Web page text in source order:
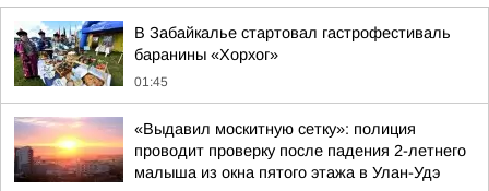
В Забайкалье стартовал гастрофестиваль
баранины «Хорхог»
01:45
«Выдавил москитную сетку»: полиция
проводит проверку после падения 2-летнего
малыша из окна пятого этажа в Улан-Удэ